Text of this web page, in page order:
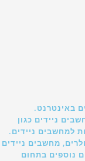
באינטרנט.
ניידים כגון
למחשבים ניידים.
מחשבים ניידים
נוספים בתחום